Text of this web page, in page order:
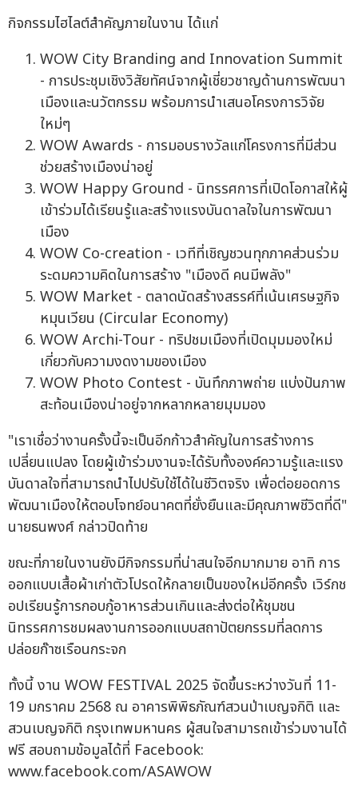
กิจกรรมไฮไลต์สำคัญภายในงาน ได้แก่
WOW City Branding and Innovation Summit
- การประชุมเชิงวิสัยทัศน์จากผู้เชี่ยวชาญด้านการพัฒนา
เมืองและนวัตกรรม พร้อมการนำเสนอโครงการวิจัย
ใหม่ๆ
WOW Awards - การมอบรางวัลแก่โครงการที่มีส่วน
ช่วยสร้างเมืองน่าอยู่
WOW Happy Ground - นิทรรศการที่เปิดโอกาสให้ผู้
เข้าร่วมได้เรียนรู้และสร้างแรงบันดาลใจในการพัฒนา
เมือง
WOW Co-creation - เวทีที่เชิญชวนทุกภาคส่วนร่วม
ระดมความคิดในการสร้าง "เมืองดี คนมีพลัง"
WOW Market - ตลาดนัดสร้างสรรค์ที่เน้นเศรษฐกิจ
หมุนเวียน (Circular Economy)
WOW Archi-Tour - ทริปชมเมืองที่เปิดมุมมองใหม่
เกี่ยวกับความงดงามของเมือง
WOW Photo Contest - บันทึกภาพถ่าย แบ่งปันภาพ
สะท้อนเมืองน่าอยู่จากหลากหลายมุมมอง
"เราเชื่อว่างานครั้งนี้จะเป็นอีกก้าวสำคัญในการสร้างการ
เปลี่ยนแปลง โดยผู้เข้าร่วมงานจะได้รับทั้งองค์ความรู้และแรง
บันดาลใจที่สามารถนำไปปรับใช้ได้ในชีวิตจริง เพื่อต่อยอดการ
พัฒนาเมืองให้ตอบโจทย์อนาคตที่ยั่งยืนและมีคุณภาพชีวิตที่ดี"
นายธนพงศ์ กล่าวปิดท้าย
ขณะที่ภายในงานยังมีกิจกรรมที่น่าสนใจอีกมากมาย อาทิ การ
ออกแบบเสื้อผ้าเก่าตัวโปรดให้กลายเป็นของใหม่อีกครั้ง เวิร์กช
อปเรียนรู้การกอบกู้อาหารส่วนเกินและส่งต่อให้ชุมชน
นิทรรศการชมผลงานการออกแบบสถาปัตยกรรมที่ลดการ
ปล่อยก๊าซเรือนกระจก
ทั้งนี้ งาน WOW FESTIVAL 2025 จัดขึ้นระหว่างวันที่ 11-
19 มกราคม 2568 ณ อาคารพิพิธภัณฑ์สวนป่าเบญจกิติ และ
สวนเบญจกิติ กรุงเทพมหานคร ผู้สนใจสามารถเข้าร่วมงานได้
ฟรี สอบถามข้อมูลได้ที่ Facebook:
www.facebook.com/ASAWOW